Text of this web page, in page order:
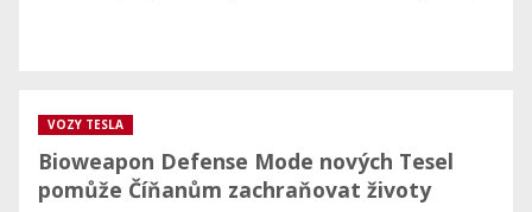
Bioweapon Defense Mode nových Tesel
pomůže Číňanům zachraňovat životy
VOZY TESLA